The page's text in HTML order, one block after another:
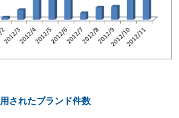
されたブランド件数